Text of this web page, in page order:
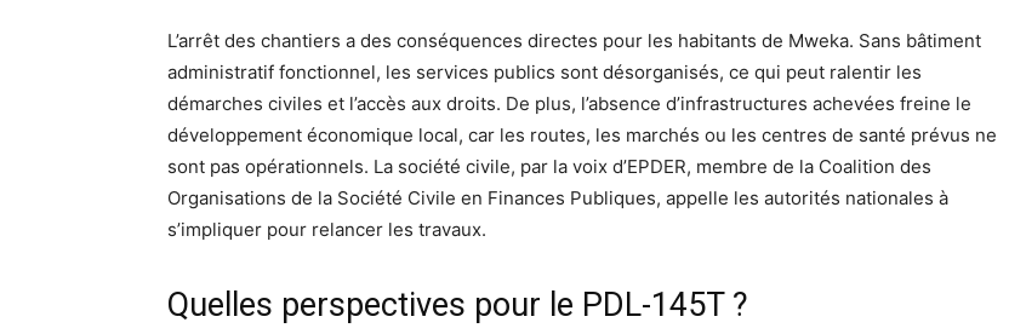
L’arrêt des chantiers a des conséquences directes pour les habitants de Mweka. Sans bâtiment
administratif fonctionnel, les services publics sont désorganisés, ce qui peut ralentir les
démarches civiles et l’accès aux droits. De plus, l’absence d’infrastructures achevées freine le
développement économique local, car les routes, les marchés ou les centres de santé prévus ne
sont pas opérationnels. La société civile, par la voix d’EPDER, membre de la Coalition des
Organisations de la Société Civile en Finances Publiques, appelle les autorités nationales à
s’impliquer pour relancer les travaux.
Quelles perspectives pour le PDL-145T ?